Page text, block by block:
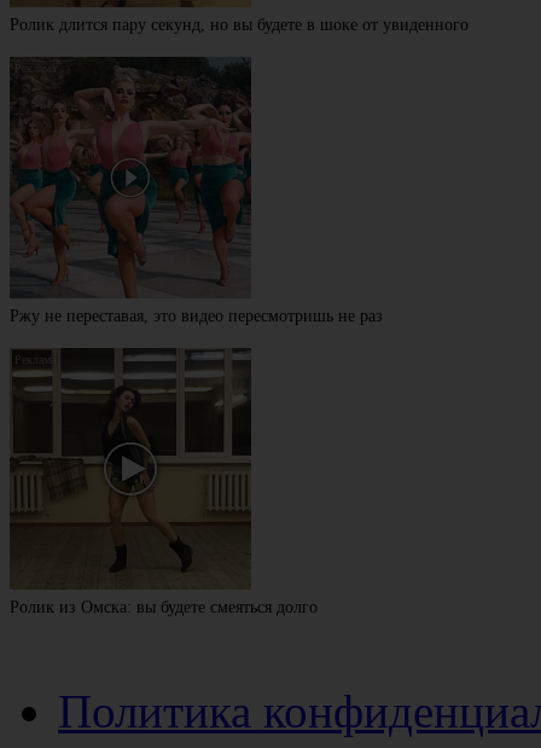
Ролик длится пару секунд, но вы будете в шоке от увиденного
Ржу не переставая, это видео пересмотришь не раз
Ролик из Омска: вы будете смеяться долго
Политика